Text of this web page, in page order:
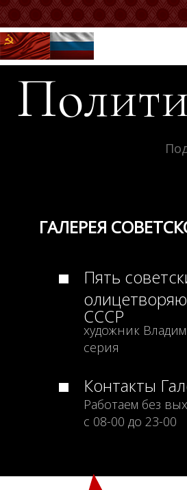
ГАЛЕРЕЯ
Пять
СССР
художник
серия
Контакты
Работаем без
с 08-00 до 23-00